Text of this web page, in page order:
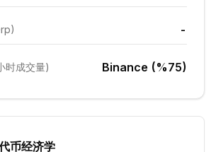
-
时成交量) Binance (%75)
币经济学